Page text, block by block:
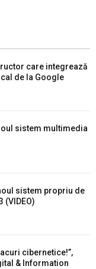
care integrează
de la Google
sistem multimedia
sistem propriu de
(VIDEO)
cibernetice!”,
& Information